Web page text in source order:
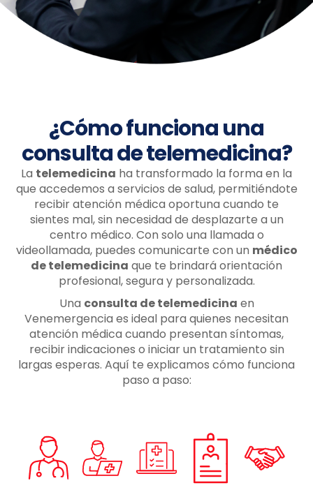
¿Cómo funciona una
consulta de telemedicina?
La telemedicina ha transformado la forma en la
que accedemos a servicios de salud, permitiéndote
recibir atención médica oportuna cuando te
sientes mal, sin necesidad de desplazarte a un
centro médico. Con solo una llamada o
videollamada, puedes comunicarte con un médico
de telemedicina que te brindará orientación
profesional, segura y personalizada.
Una consulta de telemedicina en
Venemergencia es ideal para quienes necesitan
atención médica cuando presentan síntomas,
recibir indicaciones o iniciar un tratamiento sin
largas esperas. Aquí te explicamos cómo funciona
paso a paso: